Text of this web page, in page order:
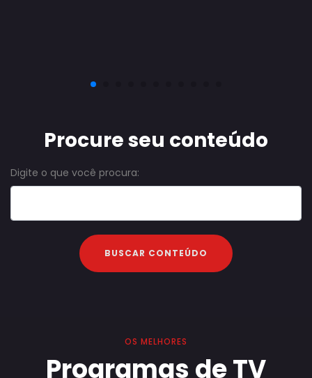
Procure seu conteúdo
Digite o que você procura:
OS MELHORES
Programas de TV